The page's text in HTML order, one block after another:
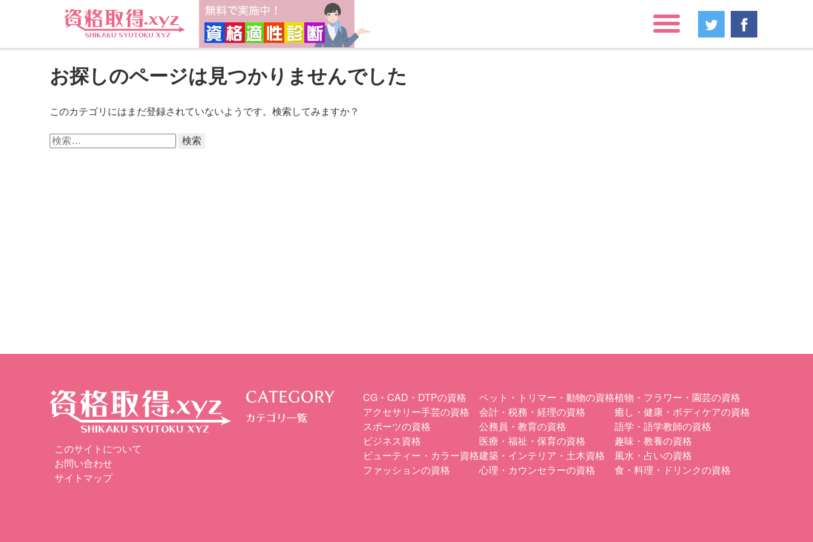
お探しのページは見つかりませんでした
このカテゴリにはまだ登録されていないようです。検索してみますか？
検
このサイトについて
お問い合わせ
サイトマップ
CG・CAD・DTPの資格
アクセサリー手芸の資格
スポーツの資格
ビジネス資格
ビューティー・カラー資格
ファッションの資格
ペット・トリマー・動物の資格
会計・税務・経理の資格
公務員・教育の資格
医療・福祉・保育の資格
建築・インテリア・土木資格
心理・カウンセラーの資格
植物・フラワー・園芸の資格
癒し・健康・ボディケアの資格
語学・語学教師の資格
趣味・教養の資格
風水・占いの資格
食・料理・ドリンクの資格